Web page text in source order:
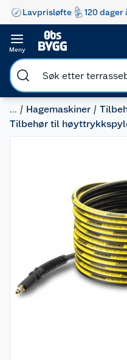
Lavprisløfte 120 dager
Meny
... Hagemaskiner
Tilbehør til